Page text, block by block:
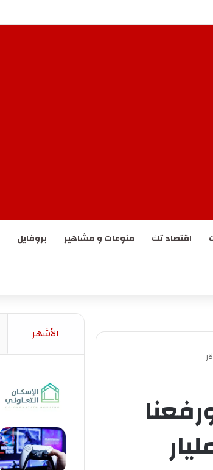
اقتصاد تك منوعات و مشاهير بروفايل
التجاري 77% ورفعنا
بأكثر من 150 مليار
الأشهر